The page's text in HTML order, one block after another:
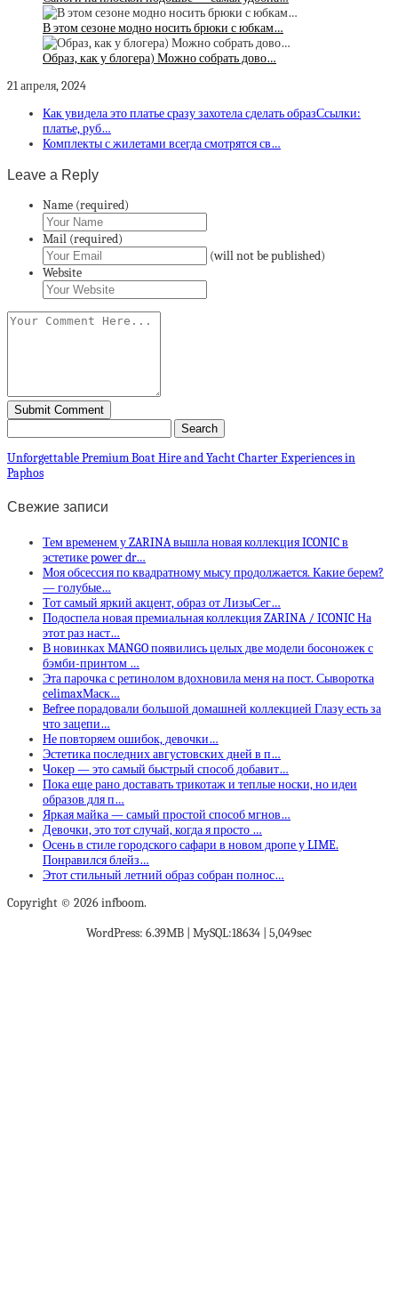
В этом сезоне модно носить брюки с юбкам…
Образ, как у блогера) Можно собрать дово…
21 апреля, 2024
Как увидела это платье сразу захотела сделать образСсылки:
платье, руб…
Комплекты с жилетами всегда смотрятся св…
Leave a Reply
Name (required)
Mail (required)
(will not be published)
Website
Unforgettable Premium Boat Hire and Yacht Charter Experiences in
Paphos
Свежие записи
Тем временем у ZARINA вышла новая коллекция ICONIC в
эстетике power dr…
Моя обсессия по квадратному мысу продолжается. Какие берем?
— голубые…
Тот самый яркий акцент, образ от ЛизыСег…
Подоспела новая премиальная коллекция ZARINA / ICONIC На
этот раз наст…
В новинках MANGO появились целых две модели босоножек с
бэмби-принтом …
Эта парочка с ретинолом вдохновила меня на пост. Сыворотка
celimaxМаск…
Befree порадовали большой домашней коллекцией Глазу есть за
что зацепи…
Не повторяем ошибок, девочки…
Эстетика последних августовских дней в п…
Чокер — это самый быстрый способ добавит…
Пока еще рано доставать трикотаж и теплые носки, но идеи
образов для п…
Яркая майка — самый простой способ мгнов…
Девочки, это тот случай, когда я просто …
Осень в стиле городского сафари в новом дропе у LIME.
Понравился блейз…
Этот стильный летний образ собран полнос…
Copyright © 2026 infboom.
WordPress: 6.39MB | MySQL:18634 | 5,049sec